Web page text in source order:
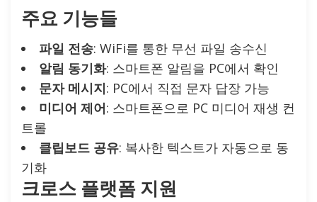
주요 기능들
파일 전송: WiFi를 통한 무선 파일 송수신
알림 동기화: 스마트폰 알림을 PC에서 확인
문자 메시지: PC에서 직접 문자 답장 가능
미디어 제어: 스마트폰으로 PC 미디어 재생 컨
트롤
클립보드 공유: 복사한 텍스트가 자동으로 동
기화
크로스 플랫폼 지원